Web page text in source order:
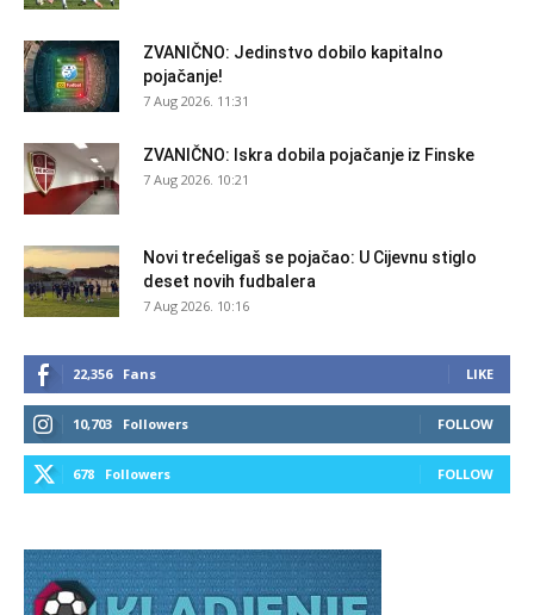
ZVANIČNO: Jedinstvo dobilo kapitalno
pojačanje!
7 Aug 2026. 11:31
ZVANIČNO: Iskra dobila pojačanje iz Finske
7 Aug 2026. 10:21
Novi trećeligaš se pojačao: U Cijevnu stiglo
deset novih fudbalera
7 Aug 2026. 10:16
22,356 Fans LIKE
10,703 Followers FOLLOW
678 Followers FOLLOW